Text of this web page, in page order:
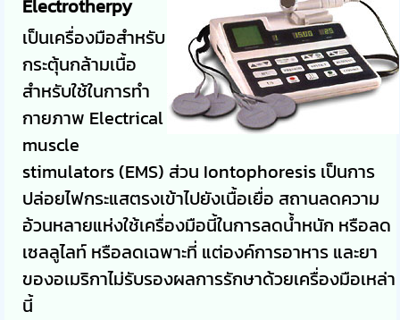
Electrotherpy
เป็นเครื่องมือสำหรับ
กระตุ้นกล้ามเนื้อ
สำหรับใช้ในการทำ
กายภาพ Electrical
muscle
stimulators (EMS) ส่วน Iontophoresis เป็นการ
ปล่อยไฟกระแสตรงเข้าไปยังเนื้อเยื่อ สถานลดความ
อ้วนหลายแห่งใช้เครื่องมือนี้ในการลดน้ำหนัก หรือลด
เซลลูไลท์ หรือลดเฉพาะที่ แต่องค์การอาหาร และยา
ของอเมริกาไม่รับรองผลการรักษาด้วยเครื่องมือเหล่า
นี้